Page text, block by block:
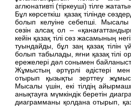
аглюнативті (тіркеуші) тілге
Бұл көрсеткіш қазақ тілінде
болып келуіне себепші. Мысалы
сөзін алсақ ол –
кейін қазақ тілі сөз жасамының
туындайды, бұл заң қазақ тілін
болып табылады, яғни қазақ тілі
ережелері дәл сонымен
Жұмыстың әртүрлі әдістері
отырып қызықты зерттеу
Мысалы үшін, екі тілдің
анықтауға мүмкіндік беретін
диаграмманы қолдана отырып,